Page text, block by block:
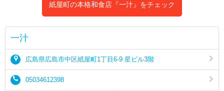
紙屋町の本格和食店『一汁』をチェック
一汁
広島県広島市中区紙屋町1丁目6-9 星ビル3階
05034612398